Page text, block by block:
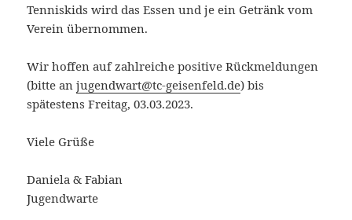
Tenniskids wird das Essen und je ein Getränk vom
Verein übernommen.
Wir hoffen auf zahlreiche positive Rückmeldungen
(bitte anjugendwart@tc-geisenfeld.de) bis
spätestens Freitag, 03.03.2023.
Viele Grüße
Daniela & Fabian
Jugendwarte